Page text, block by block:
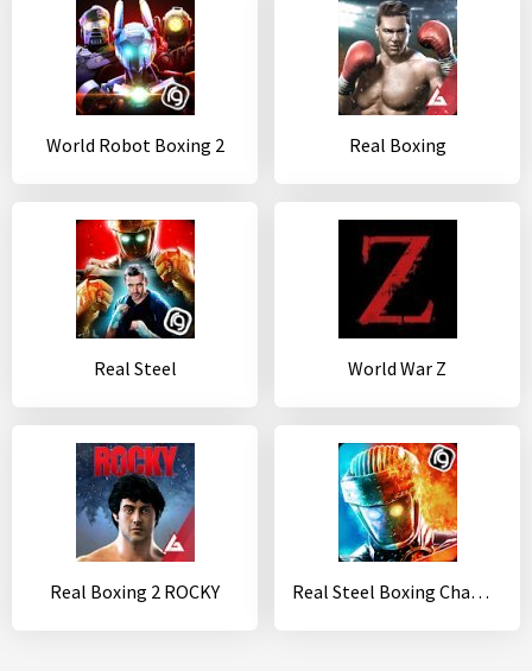
World Robot Boxing 2 Real Boxing
Real Steel World War Z
Real Boxing 2 ROCKY Real Steel Boxing Champions